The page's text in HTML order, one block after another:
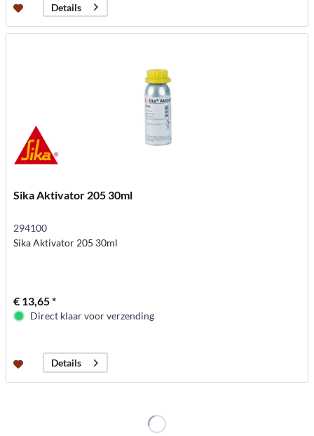
Details
Sika Aktivator 205 30ml
294100
Sika Aktivator 205 30ml
€ 13,65 *
Direct klaar voor verzending
Details